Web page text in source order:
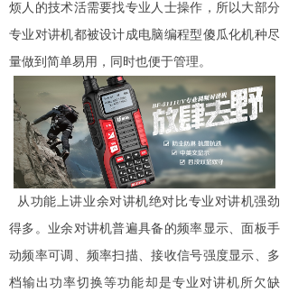
烦人的技术活需要找专业人士操作，所以大部分
专业对讲机都被设计成电脑编程型傻瓜化机种尽
量做到简单易用，同时也便于管理。
从功能上讲业余对讲机绝对比专业对讲机强劲
得多。业余对讲机普遍具备的频率显示、面板手
动频率可调、频率扫描、接收信号强度显示、多
档输出功率切换等功能却是专业对讲机所欠缺